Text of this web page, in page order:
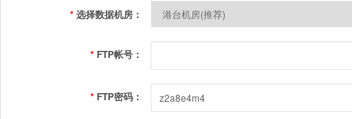
*选择数据机房：
* FTP帐号：
* FTP密码：